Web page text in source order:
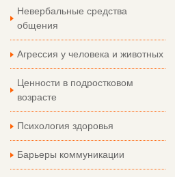
Невербальные средства
общения
Агрессия у человека и животных
Ценности в подростковом
возрасте
Психология здоровья
Барьеры коммуникации